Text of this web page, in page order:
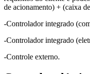
de acionamento) + (caixa
-Controlador integrado
-Controlador integrado
-Controle externo.